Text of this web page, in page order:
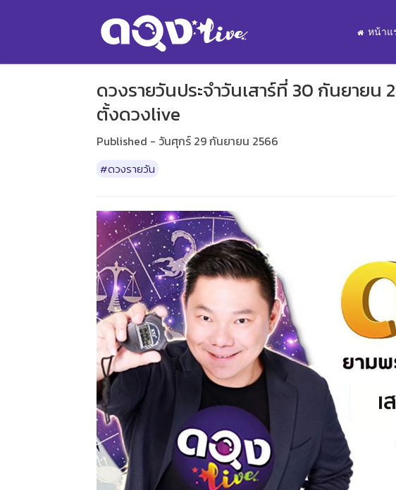
หน้าแ
ดวงรายวันประจำวันเสาร์ที่ 30 กันยาย
ตั้งดวงlive
Published - วันศุกร์ 29 กันยายน 2566
#ดวงรายวัน